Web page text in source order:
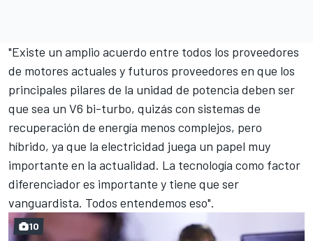
"Existe un amplio acuerdo entre todos los proveedores
de motores actuales y futuros proveedores en que los
principales pilares de la unidad de potencia deben ser
que sea un V6 bi-turbo, quizás con sistemas de
recuperación de energía menos complejos, pero
híbrido, ya que la electricidad juega un papel muy
importante en la actualidad. La tecnología como factor
diferenciador es importante y tiene que ser
vanguardista. Todos entendemos eso".
10